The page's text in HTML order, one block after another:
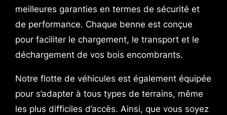
meilleures garanties en termes de sécurité et
de performance. Chaque benne est conçue
pour faciliter le chargement, le transport et le
déchargement de vos bois encombrants.
Notre flotte de véhicules est également équipée
pour s’adapter à tous types de terrains, même
les plus difficiles d’accès. Ainsi, que vous soyez